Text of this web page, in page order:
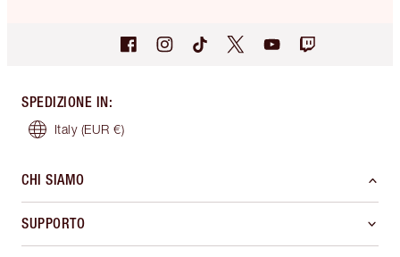
SPEDIZIONE IN:
Italy (EUR €)
CHI SIAMO
SUPPORTO